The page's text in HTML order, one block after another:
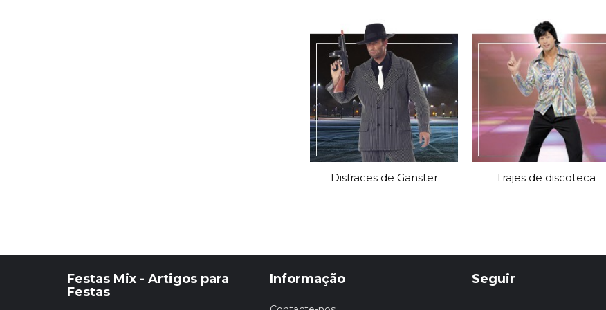
Disfraces de Ganster Trajes de discoteca
Festas Mix - Artigos para
Festas
Informação Seguir